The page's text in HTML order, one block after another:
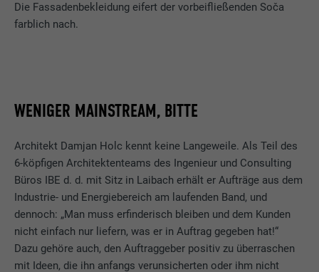
Die Fassadenbekleidung eifert der vorbeifließenden Soča
farblich nach.
WENIGER MAINSTREAM, BITTE
Architekt Damjan Holc kennt keine Langeweile. Als Teil des
6-köpfigen Architektenteams des Ingenieur und Consulting
Büros IBE d. d. mit Sitz in Laibach erhält er Aufträge aus dem
Industrie- und Energiebereich am laufenden Band, und
dennoch: „Man muss erfinderisch bleiben und dem Kunden
nicht einfach nur liefern, was er in Auftrag gegeben hat!“
Dazu gehöre auch, den Auftraggeber positiv zu überraschen
mit Ideen, die ihn anfangs verunsicherten oder ihm nicht